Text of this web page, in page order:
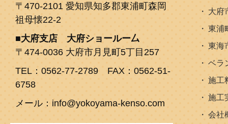
〒470-2101 愛知県知多郡東浦町森岡
祖母懐22-2
大府支店 大府ショールー厶
〒474-0036 大府市月見町5丁目257
TEL：0562-77-2789 FAX：0562-51-
6758
メール：info@yokoyama-kenso.com
大府
東浦
東海
ベラ
施工
施工
会社